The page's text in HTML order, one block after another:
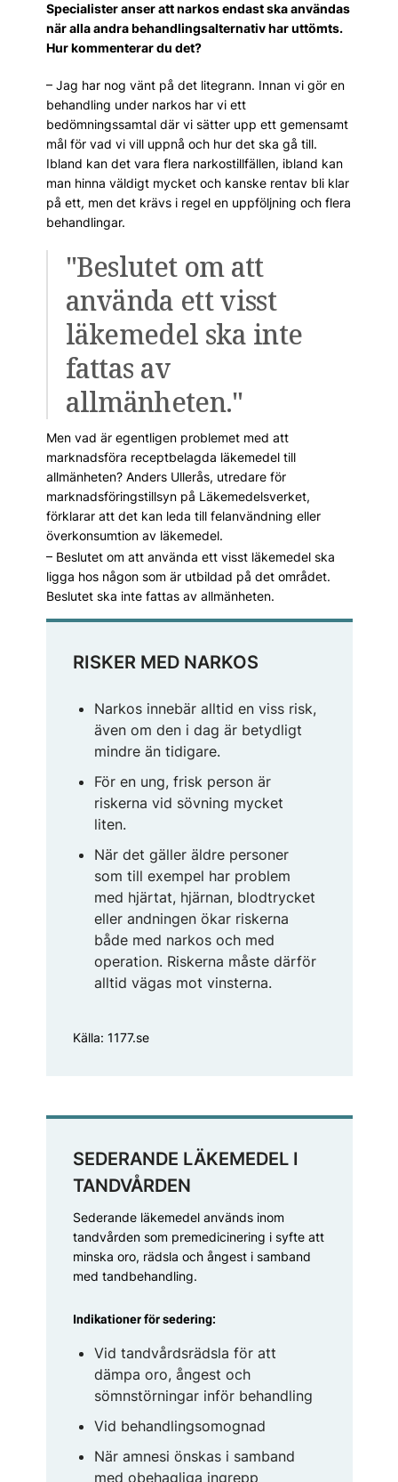
Specialister anser att narkos endast ska användas
när alla andra behandlingsalternativ har uttömts.
Hur kommenterar du det?
– Jag har nog vänt på det litegrann. Innan vi gör en
behandling under narkos har vi ett
bedömningssamtal där vi sätter upp ett gemensamt
mål för vad vi vill uppnå och hur det ska gå till.
Ibland kan det vara flera narkostillfällen, ibland kan
man hinna väldigt mycket och kanske rentav bli klar
på ett, men det krävs i regel en uppföljning och flera
behandlingar.
"Beslutet om att
använda ett visst
läkemedel ska inte
fattas av
allmänheten."
RISKER MED NARKOS
Narkos innebär alltid en viss risk,
även om den i dag är betydligt
mindre än tidigare.
För en ung, frisk person är
riskerna vid sövning mycket
liten.
När det gäller äldre personer
som till exempel har problem
med hjärtat, hjärnan, blodtrycket
eller andningen ökar riskerna
både med narkos och med
operation. Riskerna måste därför
alltid vägas mot vinsterna.
Källa: 1177.se
Men vad är egentligen problemet med att
marknadsföra receptbelagda läkemedel till
allmänheten? Anders Ullerås, utredare för
marknadsföringstillsyn på Läkemedelsverket,
förklarar att det kan leda till felanvändning eller
överkonsumtion av läkemedel.
– Beslutet om att använda ett visst läkemedel ska
ligga hos någon som är utbildad på det området.
Beslutet ska inte fattas av allmänheten.
SEDERANDE LÄKEMEDEL I
TANDVÅRDEN
Sederande läkemedel används inom
tandvården som premedicinering i syfte att
minska oro, rädsla och ångest i samband
med tandbehandling.
Indikationer för sedering:
Vid tandvårdsrädsla för att
dämpa oro, ångest och
sömnstörningar inför behandling
Vid behandlingsomognad
När amnesi önskas i samband
med obehagliga ingrepp